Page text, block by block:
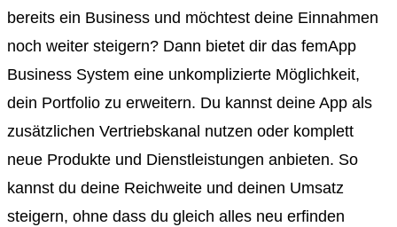
bereits ein Business und möchtest deine Einnahmen
noch weiter steigern? Dann bietet dir das femApp
Business System eine unkomplizierte Möglichkeit,
dein Portfolio zu erweitern. Du kannst deine App als
zusätzlichen Vertriebskanal nutzen oder komplett
neue Produkte und Dienstleistungen anbieten. So
kannst du deine Reichweite und deinen Umsatz
steigern, ohne dass du gleich alles neu erfinden